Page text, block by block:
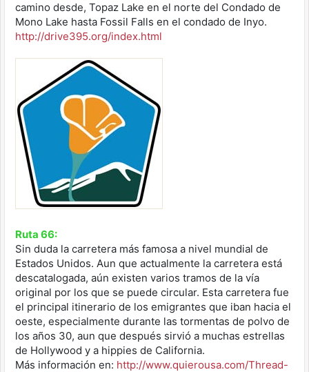
camino desde, Topaz Lake en el norte del Condado de
Mono Lake hasta Fossil Falls en el condado de Inyo.
http://drive395.org/index.html
Ruta 66:
Sin duda la carretera más famosa a nivel mundial de
Estados Unidos. Aun que actualmente la carretera está
descatalogada, aún existen varios tramos de la vía
original por los que se puede circular. Esta carretera fue
el principal itinerario de los emigrantes que iban hacia el
oeste, especialmente durante las tormentas de polvo de
los años 30, aun que después sirvió a muchas estrellas
de Hollywood y a hippies de California.
Más información en: http://www.quierousa.com/Thread-